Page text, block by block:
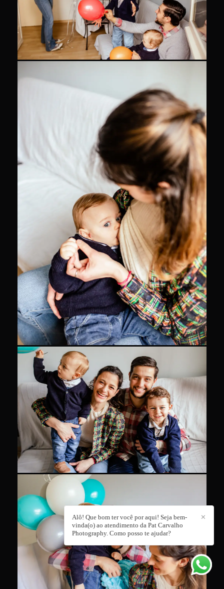
✕
Alô! Que bom ter você por aqui! Seja bem-
vinda(o) ao atendimento da Pat Carvalho
Photography. Como posso te ajudar?